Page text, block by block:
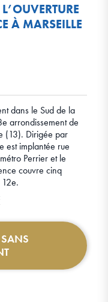
À MARSEILLE
dans le Sud de la
arrondissement de
(13). Dirigée par
est implantée rue
Perrier et le
couvre cinq
SANS